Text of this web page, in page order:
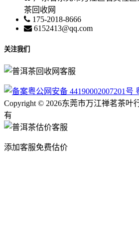
茶回收网
175-2018-8666
6152413@qq.com
关注我们
粤公网安备 44190002007201号
Copyright © 2026东莞市万江禅茗茶叶
有
添加客服免费估价